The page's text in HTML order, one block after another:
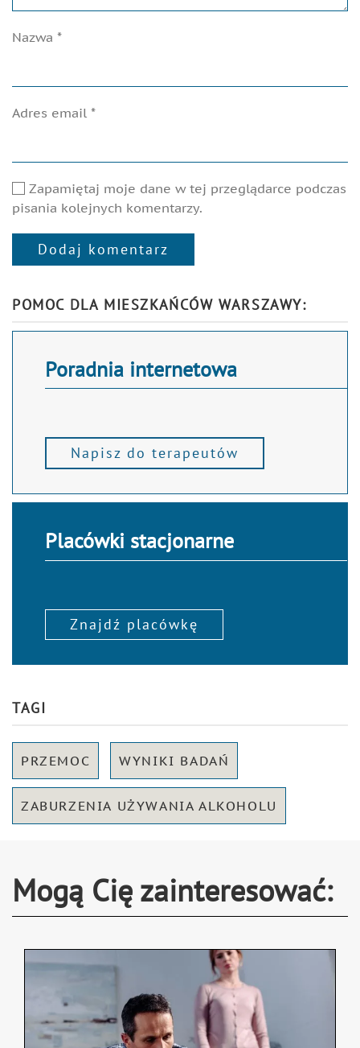
Nazwa *
Adres email *
Zapamiętaj moje dane w tej przeglądarce podczas
pisania kolejnych komentarzy.
Dodaj komentarz
POMOC DLA MIESZKAŃCÓW WARSZAWY:
Poradnia internetowa
Napisz do terapeutów
Placówki stacjonarne
Znajdź placówkę
TAGI
PRZEMOC WYNIKI BADAŃ
ZABURZENIA UŻYWANIA ALKOHOLU
Mogą Cię zainteresować: